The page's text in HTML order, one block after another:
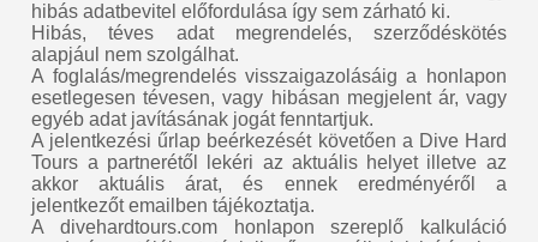
hibás adatbevitel előfordulása így sem zárható ki.
Hibás, téves adat megrendelés, szerződéskötés
alapjául nem szolgálhat.
A foglalás/megrendelés visszaigazolásáig a honlapon
esetlegesen tévesen, vagy hibásan megjelent ár, vagy
egyéb adat javításának jogát fenntartjuk.
A jelentkezési űrlap beérkezését követően a Dive Hard
Tours a partnerétől lekéri az aktuális helyet illetve az
akkor aktuális árat, és ennek eredményéről a
jelentkezőt emailben tájékoztatja.
A divehardtours.com honlapon szereplő kalkuláció